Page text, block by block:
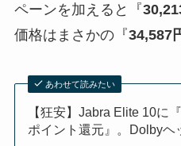
ペーンを加えると『
価格はまさかの『34,587
あわせて読みたい
【狂安】Jabra Elite 10に
ポイント還元』。Dolbyヘ